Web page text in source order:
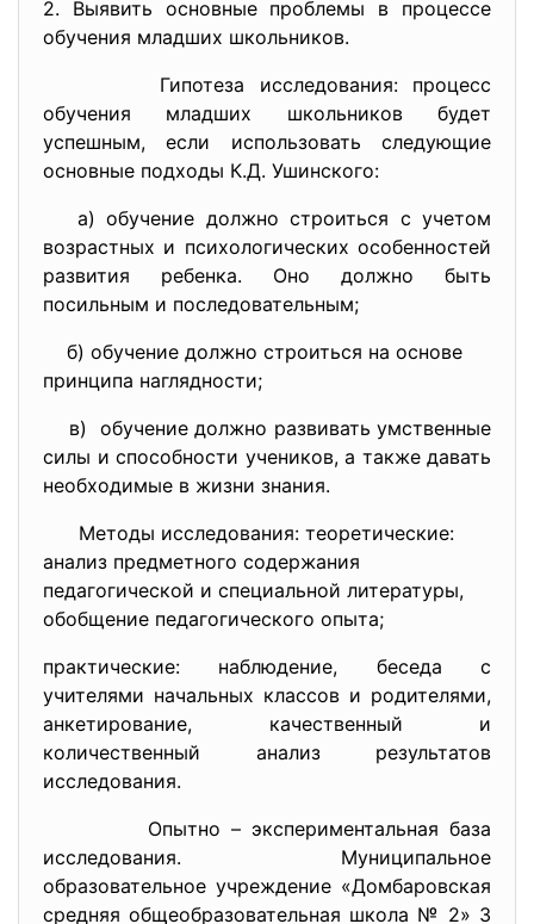
2. Выявить основные проблемы в процессе
обучения младших школьников.
Гипотеза исследования: процесс
обучения младших школьников будет
успешным, если использовать следующие
основные подходы К.Д. Ушинского:
а) обучение должно строиться с учетом
возрастных и психологических особенностей
развития ребенка. Оно должно быть
посильным и последовательным;
б) обучение должно строиться на основе
принципа наглядности;
в) обучение должно развивать умственные
силы и способности учеников, а также давать
необходимые в жизни знания.
Методы исследования: теоретические:
анализ предметного содержания
педагогической и специальной литературы,
обобщение педагогического опыта;
практические: наблюдение, беседа с
учителями начальных классов и родителями,
анкетирование, качественный и
количественный анализ результатов
исследования.
Опытно – экспериментальная база
исследования. Муниципальное
образовательное учреждение «Домбаровская
средняя общеобразовательная школа № 2» 3